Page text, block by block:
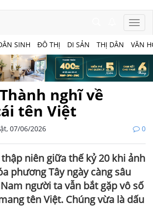
SINH ĐÔ THỊ DI SẢN THỊ DÂN VĂN
nghĩ về
tên Việt
07/06/2026 0
niên giữa thế kỷ 20 khi ảnh
phương Tây ngày càng sâu
người ta vẫn bắt gặp vô số
tên Việt. Chúng vừa là dấu